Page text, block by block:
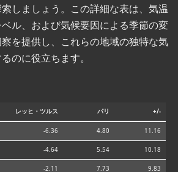
しましょう。この詳細な表は、気温
ル、および気候要因による季節の変
を提供し、これらの地域の独特な気
のに役立ちます。
レッヒ・ツルス パリ +/-
-6.36 4.80 11.16
-4.64 5.54 10.18
-2.11 7.73 9.83